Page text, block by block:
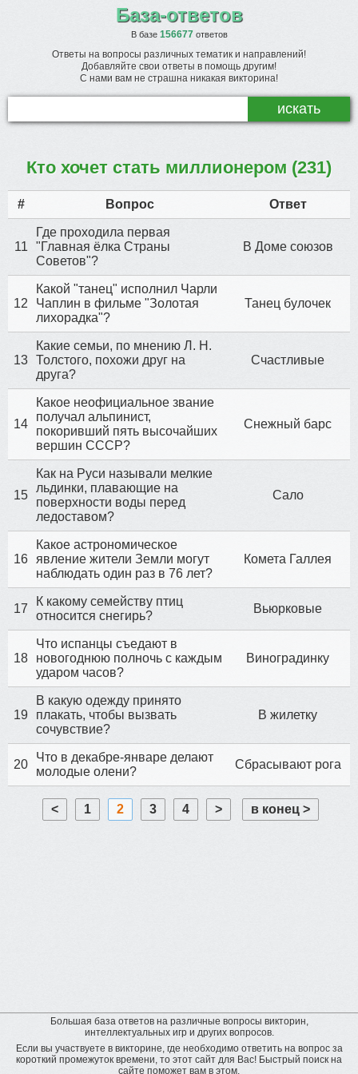
База-ответов
В базе 156677ответов
Ответы на вопросы различных тематик и направлений!
Добавляйте свои ответы в помощь другим!
С нами вам не страшна никакая викторина!
Кто хочет стать миллионером (231)
# Вопрос Ответ
11
Где проходила первая
"Главная ёлка Страны
Советов"?
В Доме союзов
12
Какой "танец" исполнил Чарли
Чаплин в фильме "Золотая
лихорадка"?
Танец булочек
13
Какие семьи, по мнению Л. Н.
Толстого, похожи друг на
друга?
Счастливые
14
Какое неофициальное звание
получал альпинист,
покоривший пять высочайших
вершин СССР?
Снежный барс
15
Как на Руси называли мелкие
льдинки, плавающие на
поверхности воды перед
ледоставом?
Сало
16
Какое астрономическое
явление жители Земли могут
наблюдать один раз в 76 лет?
Комета Галлея
17
К какому семейству птиц
относится снегирь?
Вьюрковые
18
Что испанцы съедают в
новогоднюю полночь с каждым
ударом часов?
Виноградинку
19
В какую одежду принято
плакать, чтобы вызвать
сочувствие?
В жилетку
20
Что в декабре-январе делают
молодые олени?
Сбрасывают рога
< 1 2 3 4 > в конец >
Большая база ответов на различные вопросы викторин,
интеллектуальных игр и других вопросов.
Если вы участвуете в викторине, где необходимо ответить на вопрос за
короткий промежуток времени, то этот сайт для Вас! Быстрый поиск на
сайте поможет вам в этом.